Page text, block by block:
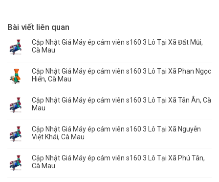
Bài viết liên quan
Cập Nhật Giá Máy ép cám viên s160 3 Lô Tại Xã Đất Mũi,
Cà Mau
Cập Nhật Giá Máy ép cám viên s160 3 Lô Tại Xã Phan Ngọc
Hiển, Cà Mau
Cập Nhật Giá Máy ép cám viên s160 3 Lô Tại Xã Tân Ân, Cà
Mau
Cập Nhật Giá Máy ép cám viên s160 3 Lô Tại Xã Nguyễn
Việt Khái, Cà Mau
Cập Nhật Giá Máy ép cám viên s160 3 Lô Tại Xã Phú Tân,
Cà Mau